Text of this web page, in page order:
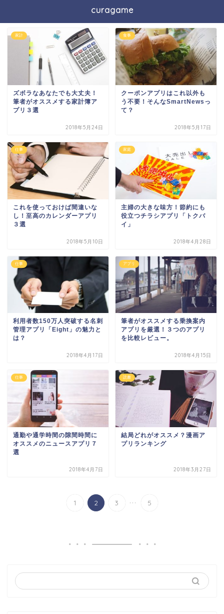
curagame
家計
ズボラなあなたでも大丈夫！
筆者がオススメする家計簿ア
プリ３選
2018年5月24日
食事
クーポンアプリはこれ以外も
う不要！そんなSmartNewsっ
て？
2018年5月17日
仕事
これを使っておけば間違いな
し！至高のカレンダーアプリ
３選
2018年5月10日
家庭
主婦の大きな味方！節約にも
役立つチラシアプリ「トクバ
イ」
2018年4月28日
仕事
利用者数150万人突破する名刺
管理アプリ「Eight」の魅力と
は？
2018年4月17日
アプリ
筆者がオススメする乗換案内
アプリを厳選！３つのアプリ
を比較レビュー。
2018年4月15日
仕事
通勤や通学時間の隙間時間に
オススメのニュースアプリ７
選
2018年4月7日
読書
結局どれがオススメ？漫画ア
プリランキング
2018年3月27日
1 2 3 ... 5